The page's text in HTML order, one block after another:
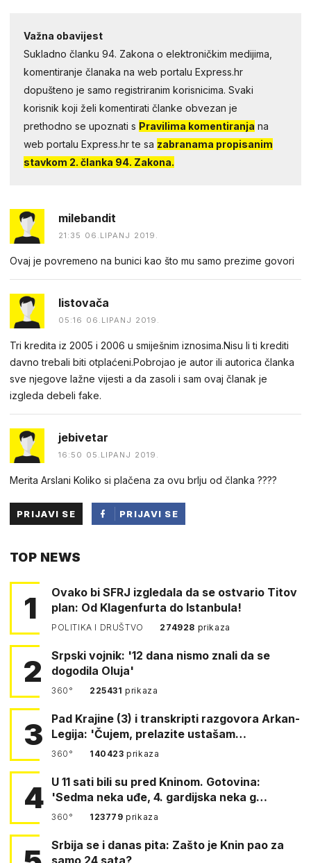
Važna obavijest
Sukladno članku 94. Zakona o elektroničkim medijima,
komentiranje članaka na web portalu Express.hr
dopušteno je samo registriranim korisnicima. Svaki
korisnik koji želi komentirati članke obvezan je
prethodno se upoznati s Pravilima komentiranja na
web portalu Express.hr te sa zabranama propisanim
stavkom 2. članka 94. Zakona.
milebandit
21:35 06.LIPANJ 2019.
Ovaj je povremeno na bunici kao što mu samo prezime govori
listovača
05:16 06.LIPANJ 2019.
Tri kredita iz 2005 i 2006 u smiješnim iznosima.Nisu li ti krediti
davno trebali biti otplaćeni.Pobrojao je autor ili autorica članka
sve njegove lažne vijesti a da zasoli i sam ovaj članak je
izgleda debeli fake.
jebivetar
16:50 05.LIPANJ 2019.
Merita Arslani Koliko si plačena za ovu brlju od članka ????
PRIJAVI SE
PRIJAVI SE
TOP NEWS
1
Ovako bi SFRJ izgledala da se ostvario Titov
plan: Od Klagenfurta do Istanbula!
POLITIKA I DRUŠTVO 274928 prikaza
2
Srpski vojnik: '12 dana nismo znali da se
dogodila Oluja'
360° 225431prikaza
3
Pad Krajine (3) i transkripti razgovora Arkan-
Legija: 'Čujem, prelazite ustašam…
360° 140423prikaza
4 U 11 sati bili su pred Kninom. Gotovina:
'Sedma neka uđe, 4. gardijska neka g…
360° 123779prikaza
Srbija se i danas pita: Zašto je Knin pao za
samo 24 sata?